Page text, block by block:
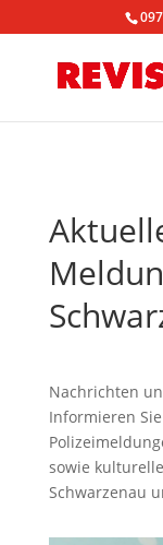
Nachrichten
Informieren
sowie
Schwarzenau